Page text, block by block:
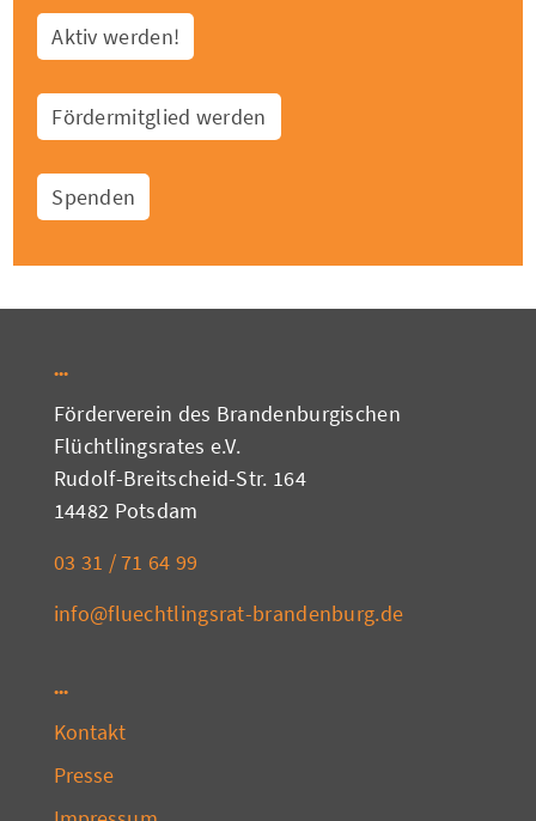
Aktiv werden!
Fördermitglied werden
Spenden
Förderverein des Brandenburgischen
Flüchtlingsrates e.V.
Rudolf-Breitscheid-Str. 164
14482 Potsdam
03 31 / 71 64 99
info@fluechtlingsrat-brandenburg.de
Kontakt
Presse